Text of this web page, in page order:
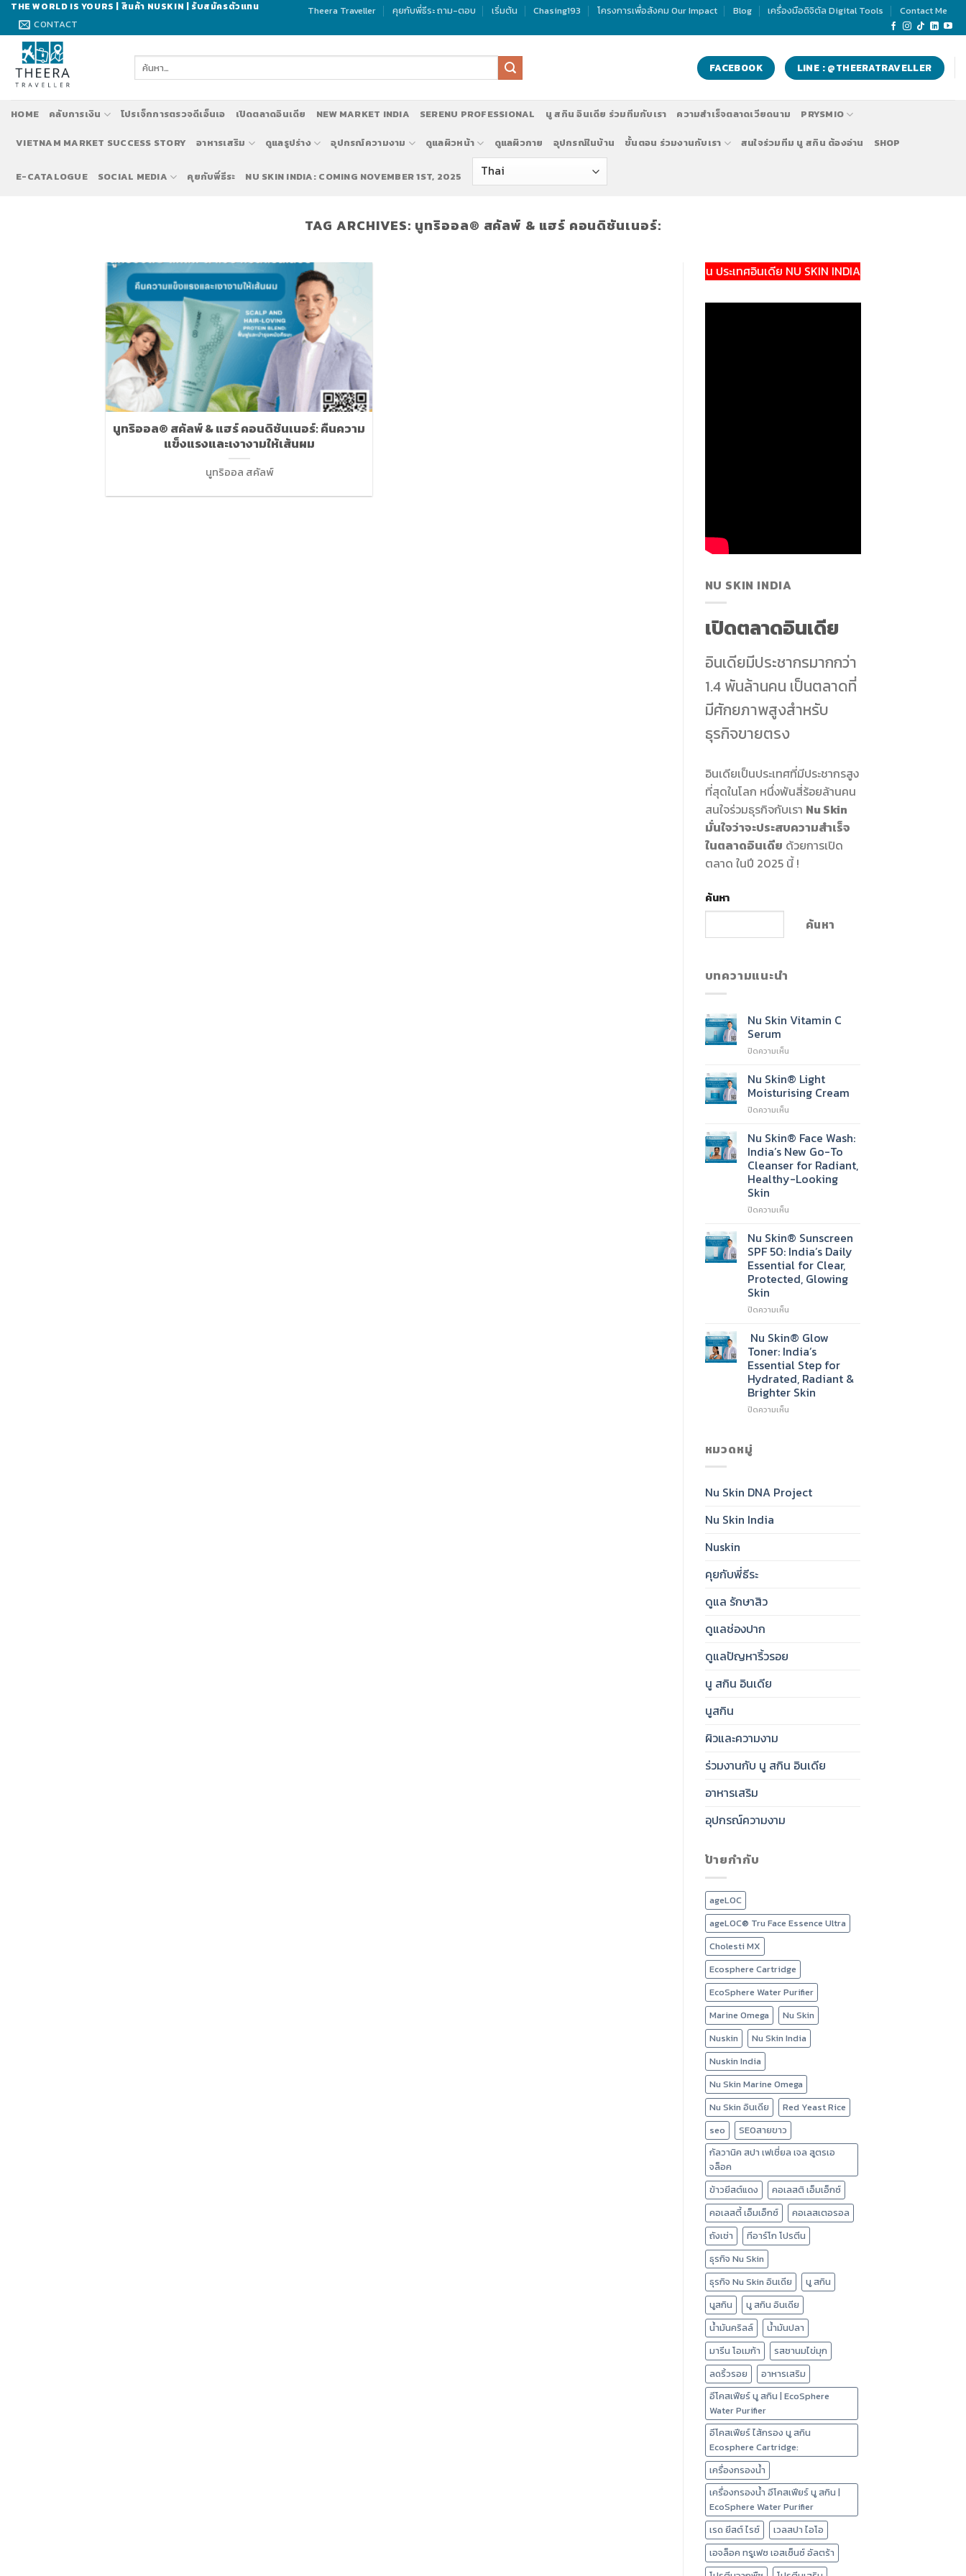
Skip
content
THE WORLD IS YOURS | สินค้า NUSKIN | รับสมัครตัวแทน
CONTACT
Theera Traveller คุยกับพี่ธีระ ถาม-ตอบ เริ่มต้น Chasing193 โครงการเพื่อสังคม Our Impact Blog เครื่องมือดิจิตัล Digital Tools Contact Me
ค้นหา: FACEBOOK LINE : @THEERATRAVELLER
HOME คลับการเงิน โปรเจ็กการตรวจดีเอ็นเอ เปิดตลาดอินเดีย NEW MARKET INDIA SERENU PROFESSIONAL นู สกิน อินเดีย ร่วมทีมกับเรา ความสำเร็จตลาดเวียดนาม PRYSMIO
VIETNAM MARKET SUCCESS STORY อาหารเสริม ดูแลรูปร่าง อุปกรณ์ความงาม ดูแลผิวหน้า ดูแลผิวกาย อุปกรณ์ในบ้าน ขั้นตอน ร่วมงานกับเรา สนใจร่วมทีม นู สกิน ต้องอ่าน SHOP
E-CATALOGUE SOCIAL MEDIA คุยกับพี่ธีระ NU SKIN INDIA: COMING NOVEMBER 1ST, 2025
TAG ARCHIVES: นูทริออล® สคัลพ์ & แฮร์ คอนดิชันเนอร์:
นูทริออล® สคัลพ์ & แฮร์ คอนดิชันเนอร์: คืนความ
แข็งแรงและเงางามให้เส้นผม
นูทริออล สคัลพ์
รับสมัครทีมงานทำตลาด นู สกิน ประเทศอินเดีย NU SKIN INDIA แอดไลน์:@theeratraveller
NU SKIN INDIA
เปิดตลาดอินเดีย
อินเดียมีประชากรมากกว่า
1.4 พันล้านคน เป็นตลาดที่
มีศักยภาพสูงสำหรับ
ธุรกิจขายตรง
อินเดียเป็นประเทศที่มีประชากรสูง
ที่สุดในโลก หนึ่งพันสี่ร้อยล้านคน
สนใจร่วมธุรกิจกับเรา Nu Skin
มั่นใจว่าจะประสบความสำเร็จ
ในตลาดอินเดีย ด้วยการเปิด
ตลาด ในปี 2025 นี้ !
ค้นหา
ค้นหา
บทความแนะนำ
Nu Skin Vitamin C
Serum
ปิดความเห็นบน
Skin
Vitamin
C
Serum
Nu Skin® Light
Moisturising Cream
ปิดความเห็นบน
Skin®
Light
Moisturising
Cream
Nu Skin® Face Wash:
India’s New Go-To
Cleanser for Radiant,
Healthy-Looking
Skin
ปิดความเห็นบน
Skin®
Face
Wash:
India’s
New
To
Radiant,
Healthy-
Looking
Skin
Nu Skin® Sunscreen
SPF 50: India’s Daily
Essential for Clear,
Protected, Glowing
Skin
ปิดความเห็นบน
Skin®
Sunscreen
SPF
50:
India’s
Daily
Essential
Nu Skin® Glow
Toner: India’s
Essential Step for
Hydrated, Radiant &
Brighter Skin
ปิดความเห็นบน
Step
หมวดหมู่
Nu Skin DNA Project
Nu Skin India
Nuskin
คุยกับพี่ธีระ
ดูแล รักษาสิว
ดูแลช่องปาก
ดูแลปัญหาริ้วรอย
นู สกิน อินเดีย
นูสกิน
ผิวและความงาม
ร่วมงานกับ นู สกิน อินเดีย
อาหารเสริม
อุปกรณ์ความงาม
ป้ายกำกับ
ageLOC
ageLOC® Tru Face Essence Ultra
Cholesti MX
Ecosphere Cartridge
EcoSphere Water Purifier
Marine Omega
Nu Skin
Nuskin
Nu Skin India
Nuskin India
Nu Skin Marine Omega
Nu Skin อินเดีย
Red Yeast Rice
seo
SEOสายขาว
กัลวานิค สปา เฟเชี่ยล เจล สูตรเอ
จล็อค
ข้าวยีสต์แดง
คอเลสติ เอ็มเอ็กซ์
คอเลสตี้ เอ็มเอ็กซ์
คอเลสเตอรอล
ถังเช่า
ทีอาร์โก โปรตีน
ธุรกิจ Nu Skin
ธุรกิจ Nu Skin อินเดีย
นู สกิน
นูสกิน
นู สกิน อินเดีย
น้ำมันคริลล์
น้ำมันปลา
มารีน โอเมก้า
รสชานมไข่มุก
ลดริ้วรอย
อาหารเสริม
อีโคสเฟียร์ นู สกิน | EcoSphere
Water Purifier
อีโคสเฟียร์ ไส้กรอง นู สกิน
Ecosphere Cartridge:
เครื่องกรองน้ำ
เครื่องกรองน้ำ อีโคสเฟียร์ นู สกิน |
EcoSphere Water Purifier
เรด ยีสต์ ไรซ์
เวลสปา ไอโอ
เอจล็อค ทรูเฟซ เอสเซ็นซ์ อัลตร้า